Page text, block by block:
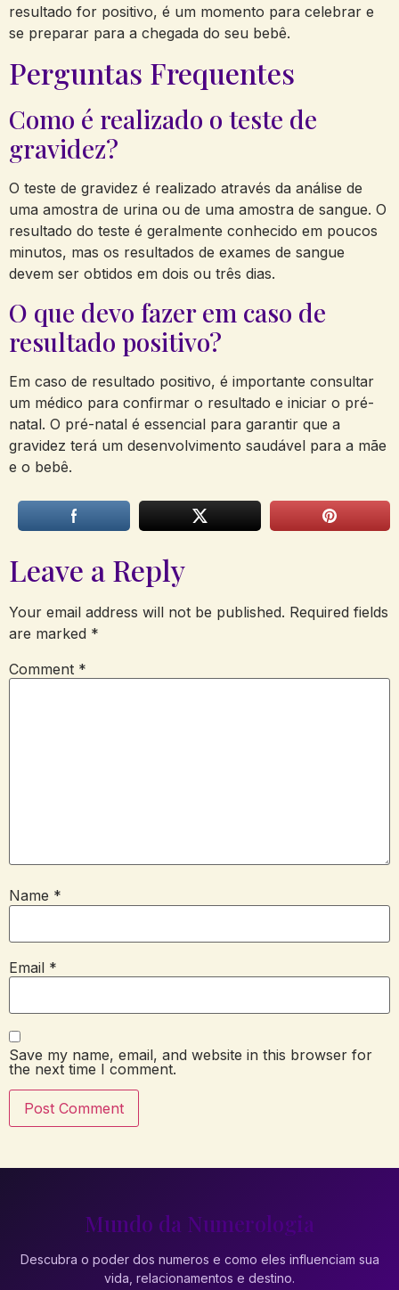
resultado for positivo, é um momento para celebrar e
se preparar para a chegada do seu bebê.
Perguntas Frequentes
Como é realizado o teste de
gravidez?
O teste de gravidez é realizado através da análise de
uma amostra de urina ou de uma amostra de sangue. O
resultado do teste é geralmente conhecido em poucos
minutos, mas os resultados de exames de sangue
devem ser obtidos em dois ou três dias.
O que devo fazer em caso de
resultado positivo?
Em caso de resultado positivo, é importante consultar
um médico para confirmar o resultado e iniciar o pré-
natal. O pré-natal é essencial para garantir que a
gravidez terá um desenvolvimento saudável para a mãe
e o bebê.
Leave a Reply
Your email address will not be published. Required fields
are marked *
Comment *
Name *
Email *
Save my name, email, and website in this browser for
the next time I comment.
Mundo da Numerologia
Descubra o poder dos numeros e como eles influenciam sua
vida, relacionamentos e destino.